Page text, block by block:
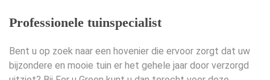
Overkappingen
Bedrijven
Professionele tuinspecialist
Bent u op zoek naar een hovenier die ervoor zorgt dat uw
bijzondere en mooie tuin er het gehele jaar door verzorgd